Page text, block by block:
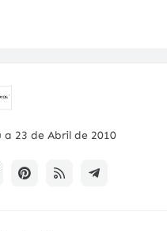
a 23 de Abril de 2010